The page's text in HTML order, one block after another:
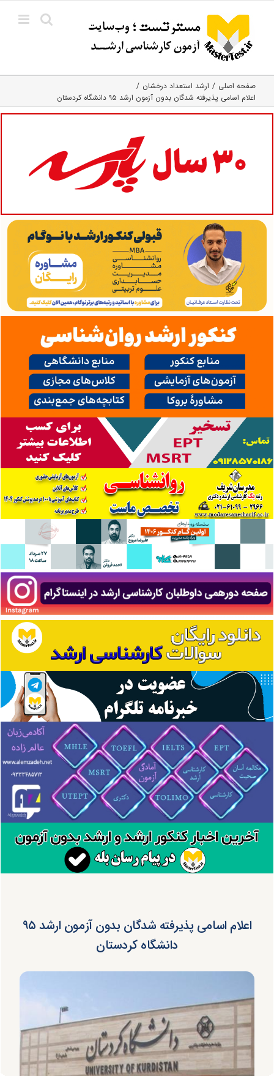
content
صفحه اصلی
ارشد استعداد درخشان
اعلام اسامی پذیرفته شدگان بدون آزمون ارشد ۹۵ دانشگاه کردستان
اعلام اسامی پذیرفته شدگان بدون آزمون ارشد ۹۵
دانشگاه کردستان